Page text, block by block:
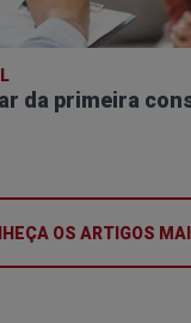
acerca da
células vivas
é reversível
e protegidos.
da primeira
OS ARTIGOS